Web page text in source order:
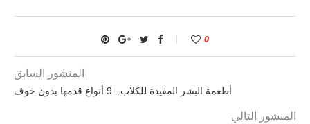
0
المنشور السابق
أطعمة البشر المفيدة للكلاب.. 9 أنواع قدمها بدون خوف
المنشور التالي